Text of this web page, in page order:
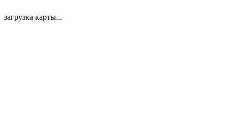
загрузка карты...